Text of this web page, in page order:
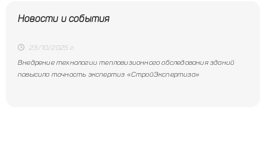
Новости и события
23/10/2025 г.
Внедрение технологии тепловизионного обследования зданий
повысило точность экспертиз «СтройЭкспертиза»